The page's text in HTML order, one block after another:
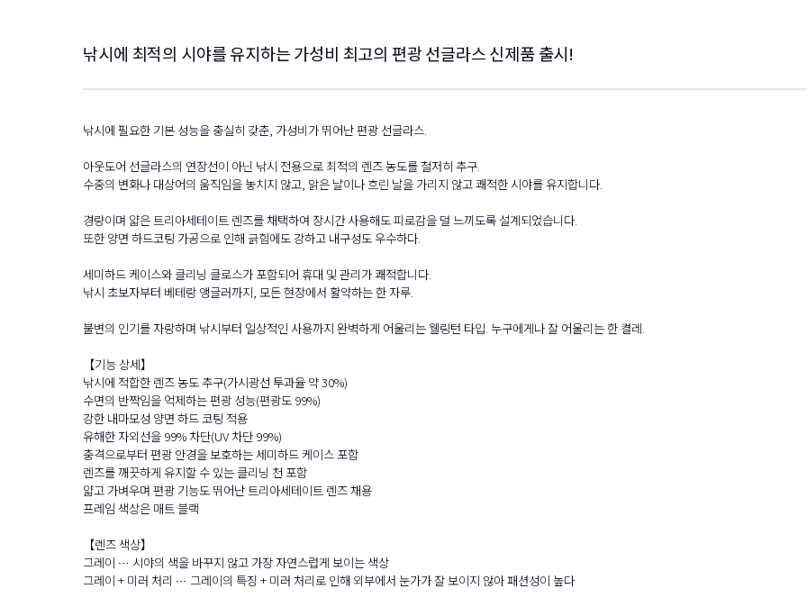
낚시에 최적의 시야를 유지하는 가성비 최고의 편광 선글라스 신제품 출시!
낚시에 필요한 기본 성능을 충실히 갖춘, 가성비가 뛰어난 편광 선글라스.
아웃도어 선글라스의 연장선이 아닌 낚시 전용으로 최적의 렌즈 농도를 철저히 추구.
수중의 변화나 대상어의 움직임을 놓치지 않고, 맑은 날이나 흐린 날을 가리지 않고 쾌적한 시야를 유지합니다.
경량이며 얇은 트리아세테이트 렌즈를 채택하여 장시간 사용해도 피로감을 덜 느끼도록 설계되었습니다.
또한 양면 하드코팅 가공으로 인해 긁힘에도 강하고 내구성도 우수하다.
세미하드 케이스와 클리닝 클로스가 포함되어 휴대 및 관리가 쾌적합니다.
낚시 초보자부터 베테랑 앵글러까지, 모든 현장에서 활약하는 한 자루.
불변의 인기를 자랑하며 낚시부터 일상적인 사용까지 완벽하게 어울리는 웰링턴 타입. 누구에게나 잘 어울리는 한 켤레.
【기능 상세】
낚시에 적합한 렌즈 농도 추구(가시광선 투과율 약 30%)
수면의 반짝임을 억제하는 편광 성능(편광도 99%)
강한 내마모성 양면 하드 코팅 적용
유해한 자외선을 99% 차단(UV 차단 99%)
충격으로부터 편광 안경을 보호하는 세미하드 케이스 포함
렌즈를 깨끗하게 유지할 수 있는 클리닝 천 포함
얇고 가벼우며 편광 기능도 뛰어난 트리아세테이트 렌즈 채용
프레임 색상은 매트 블랙
【렌즈 색상】
그레이 … 시야의 색을 바꾸지 않고 가장 자연스럽게 보이는 색상
그레이 + 미러 처리 … 그레이의 특징 + 미러 처리로 인해 외부에서 눈가가 잘 보이지 않아 패션성이 높다